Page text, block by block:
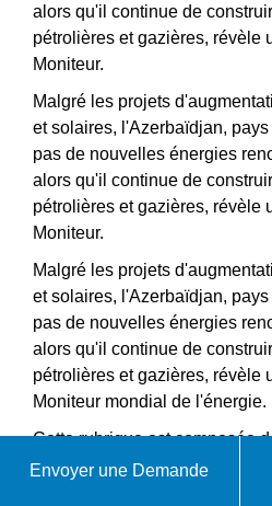
alors qu'il continue de
pétrolières et gazières, révèle
Moniteur.
Malgré les projets
et solaires, l'Azerbaïdjan,
pas de nouvelles énergies
alors qu'il continue de
pétrolières et gazières, révèle
Moniteur.
Malgré les projets
et solaires, l'Azerbaïdjan,
pas de nouvelles énergies
alors qu'il continue de
pétrolières et gazières, révèle
Moniteur mondial de l'énergie.
Cette rubrique est composée
note rédigée par Enerdata et le
Envoyer une Demande